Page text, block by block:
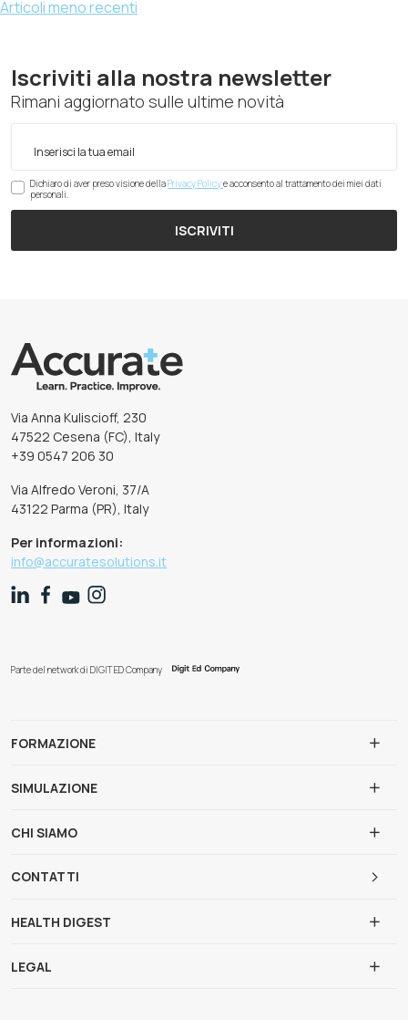
Navigazione
Articoli meno recenti
Iscriviti alla nostra newsletter
Rimani aggiornato sulle ultime novità
Dichiaro di aver preso visione dellaPrivacy Policye acconsento al trattamento dei miei dati
personali.
ISCRIVITI
Via Anna Kuliscioff, 230
47522 Cesena (FC), Italy
+39 0547 206 30
Via Alfredo Veroni, 37/A
43122 Parma (PR), Italy
Per informazioni:
info@accuratesolutions.it
Parte del network di DIGIT ED Company
FORMAZIONE
SIMULAZIONE
CHI SIAMO
CONTATTI
HEALTH DIGEST
LEGAL